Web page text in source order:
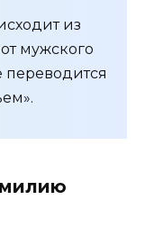
из
мужского